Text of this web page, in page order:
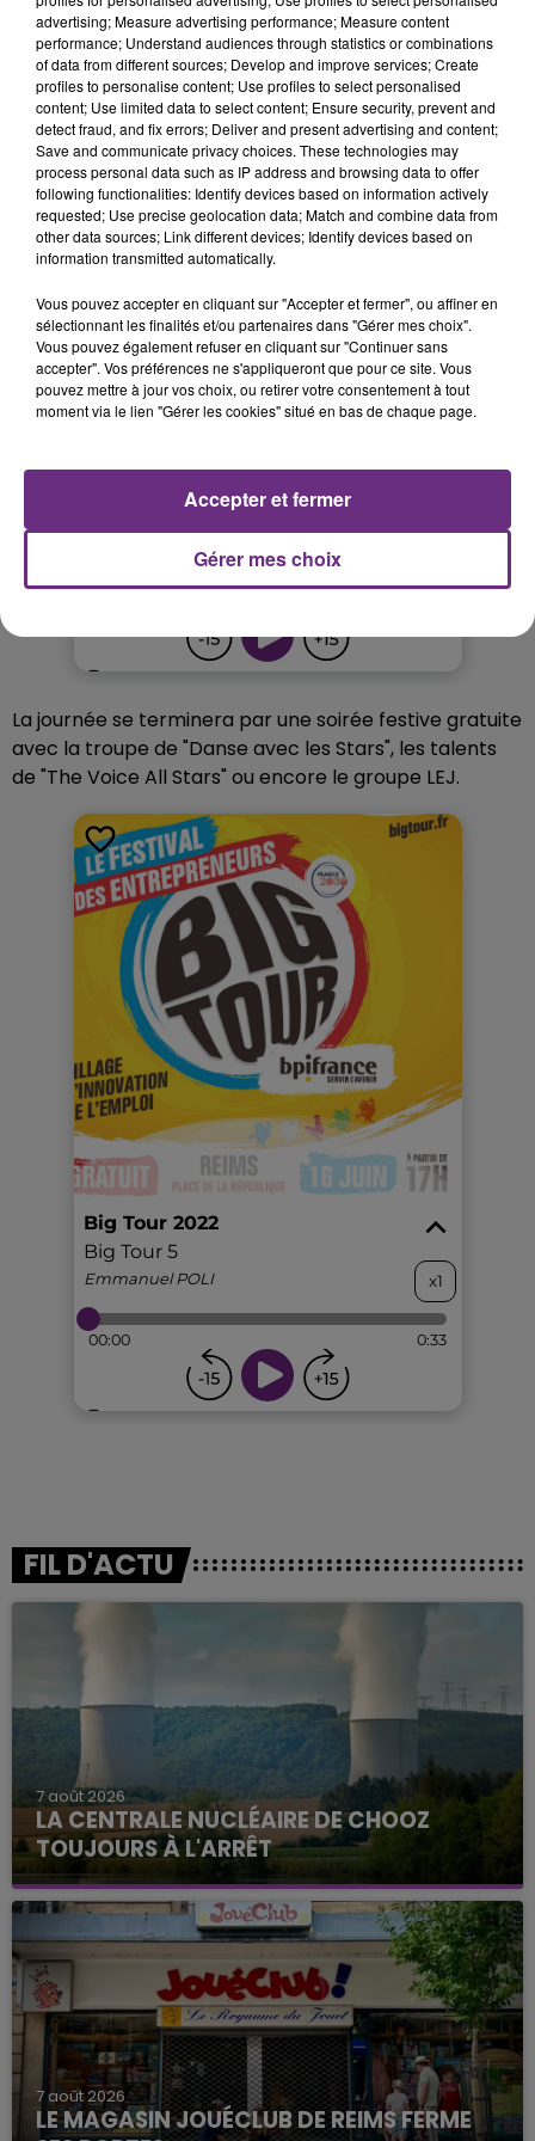
de BPI France, n’a évidemment pas choisi Reims et la
région Grand Est par hasard.
La journée se terminera par une soirée festive gratuite
avec la troupe de "Danse avec les Stars", les talents
de "The Voice All Stars" ou encore le groupe LEJ.
FIL D'ACTU
7 août 2026
LA CENTRALE NUCLÉAIRE DE CHOOZ
TOUJOURS À L'ARRÊT
Cela fait déjà une semaine que la centrale
nucléaire ardennaise est à l'arrêt. Une situation
justifiée par la sécheresse intense qui est toujours
présente.
7 août 2026
LE MAGASIN JOUÉCLUB DE REIMS FERME
advertising; Measure advertising performance; Measure content
performance; Understand audiences through statistics or combinations
of data from different sources; Develop and improve services; Create
profiles to personalise content; Use profiles to select personalised
content; Use limited data to select content; Ensure security, prevent and
detect fraud, and fix errors; Deliver and present advertising and content;
Save and communicate privacy choices. These technologies may
process personal data such as IP address and browsing data to offer
following functionalities: Identify devices based on information actively
requested; Use precise geolocation data; Match and combine data from
other data sources; Link different devices; Identify devices based on
information transmitted automatically.
Vous pouvez accepter en cliquant sur "Accepter et fermer", ou affiner en
sélectionnant les finalités et/ou partenaires dans "Gérer mes choix".
Vous pouvez également refuser en cliquant sur "Continuer sans
accepter". Vos préférences ne s'appliqueront que pour ce site. Vous
pouvez mettre à jour vos choix, ou retirer votre consentement à tout
moment via le lien "Gérer les cookies" situé en bas de chaque page.
Gérer mes choix
Accepter et fermer